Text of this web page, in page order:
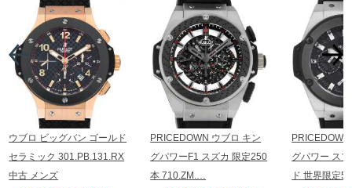
ウブロ ビッグバン ゴールド
セラミック 301.PB.131.RX
中古 メンズ
PRICEDOWN ウブロ キン
グパワーF1 スズカ 限定250
本 710.ZM.…
グパワー ス
ド 世界限定